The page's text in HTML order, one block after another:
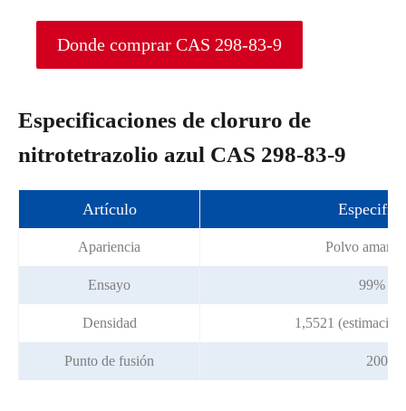
Donde comprar CAS 298-83-9
Especificaciones de cloruro de
nitrotetrazolio azul CAS 298-83-9
Artículo
Apariencia Polvo
Ensayo 99%
Densidad 1,5521
Punto de fusión 200 °C